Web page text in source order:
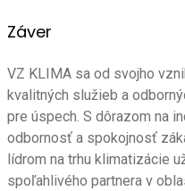
Záver
VZ KLIMA sa od svojho
kvalitných služieb a
pre úspech. S dôrazom na
odbornosť a spokojnosť
lídrom na trhu klimatizácie
spoľahlivého partnera v